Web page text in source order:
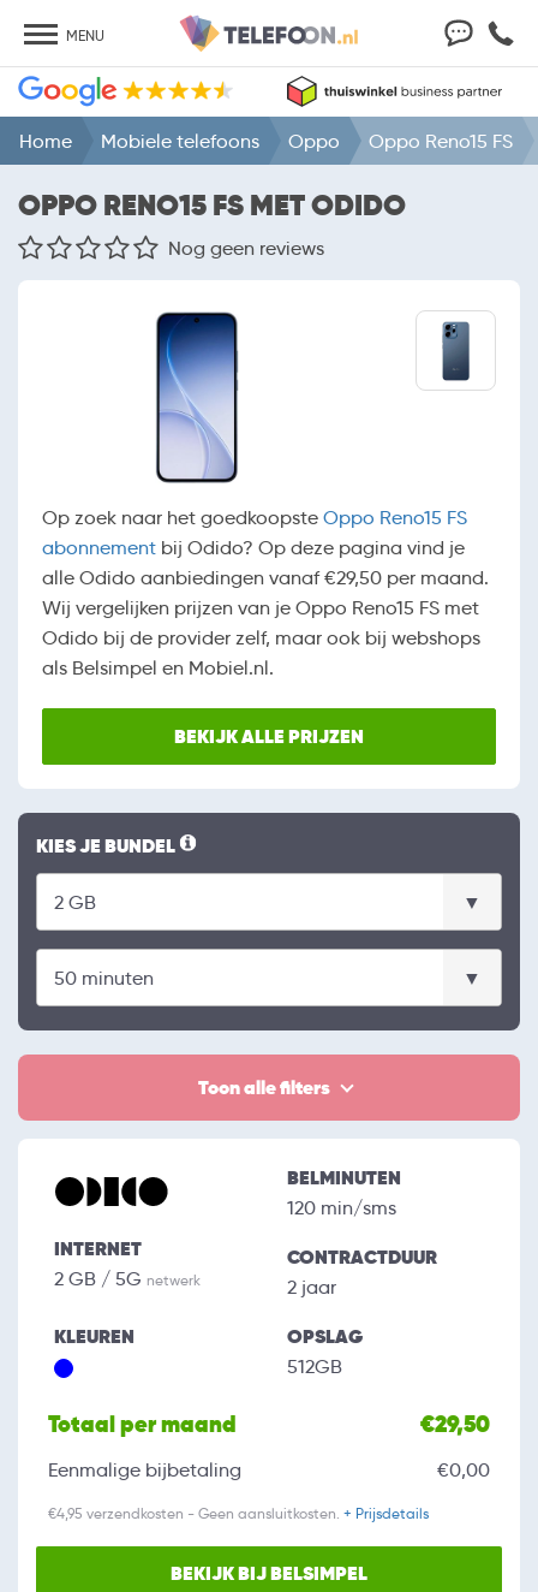
MENU
Home Mobiele telefoons Oppo Oppo Reno15 FS
OPPO RENO15 FS MET ODIDO
Nog geen reviews
Op zoek naar het goedkoopste Oppo Reno15 FS
abonnement bij Odido? Op deze pagina vind je
alle Odido aanbiedingen vanaf €29,50 per maand.
Wij vergelijken prijzen van je Oppo Reno15 FS met
Odido bij de provider zelf, maar ook bij webshops
als Belsimpel en Mobiel.nl.
BEKIJK ALLE PRIJZEN
KIES JE BUNDEL
Toon alle filters
INTERNET
2 GB / 5G netwerk
BELMINUTEN
120 min/sms
CONTRACTDUUR
2 jaar
KLEUREN OPSLAG
512GB
Totaal per maand €29,50
Eenmalige bijbetaling €0,00
€4,95 verzendkosten - Geen aansluitkosten. + Prijsdetails
BEKIJK BIJ BELSIMPEL